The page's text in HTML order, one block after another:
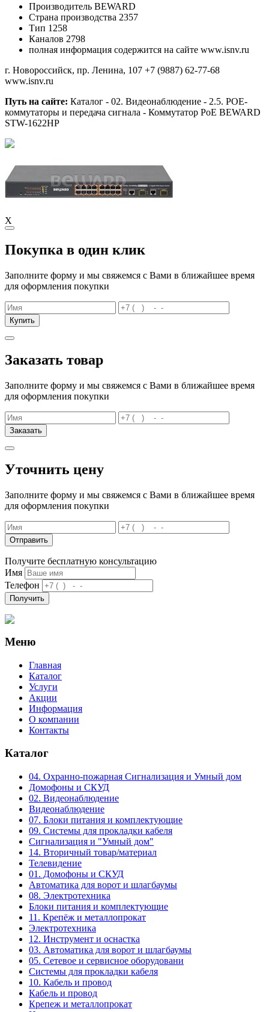
Производитель BEWARD
Страна производства 2357
Тип 1258
Каналов 2798
полная информация содержится на сайте www.isnv.ru
г. Новороссийск, пр. Ленина, 107 +7 (9887) 62-77-68
www.isnv.ru
Путь на сайте: Каталог - 02. Видеонаблюдение - 2.5. РОЕ-
коммутаторы и передача сигнала - Коммутатор PoE BEWARD
STW-1622HP
X
Покупка в один клик
Заполните форму и мы свяжемся с Вами в ближайшее время
для оформления покупки
Купить
Заказать товар
Заполните форму и мы свяжемся с Вами в ближайшее время
для оформления покупки
Заказать
Уточнить цену
Заполните форму и мы свяжемся с Вами в ближайшее время
для оформления покупки
Отправить
Получите бесплатную консультацию
Имя
Телефон
Получить
Меню
Главная
Каталог
Услуги
Акции
Информация
О компании
Контакты
Каталог
04. Охранно-пожарная Сигнализация и Умный дом
Домофоны и СКУД
02. Видеонаблюдение
Видеонаблюдение
07. Блоки питания и комплектующие
09. Системы для прокладки кабеля
Сигнализация и "Умный дом"
14. Вторичный товар/материал
Телевидение
01. Домофоны и СКУД
Автоматика для ворот и шлагбаумы
08. Электротехника
Блоки питания и комплектующие
11. Крепёж и металлопрокат
Электротехника
12. Инструмент и оснастка
03. Автоматика для ворот и шлагбаумы
05. Сетевое и сервисное оборудовани
Системы для прокладки кабеля
10. Кабель и провод
Кабель и провод
Крепеж и металлопрокат